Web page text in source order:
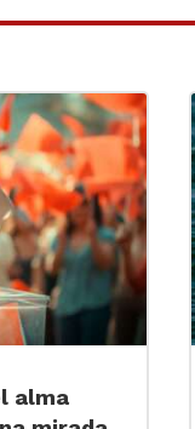
alma